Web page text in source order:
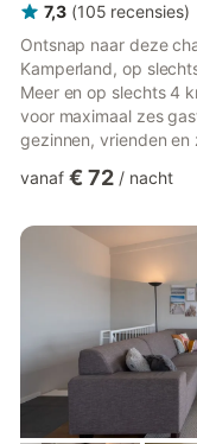
7,3 (105 recensies)
Ontsnap naar deze
Kamperland, op
Meer en op slechts 4
voor maximaal zes
gezinnen, vrienden en
heerlijke maaltijd in de
speeltoestellen bieden
regio is een paradijs
vanaf € 72 / nacht